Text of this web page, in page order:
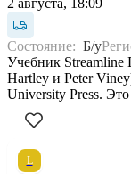
2 августа, 18:09
Состояние: Б/у
Учебник Streamline
Hartley и Peter
University Press.
L